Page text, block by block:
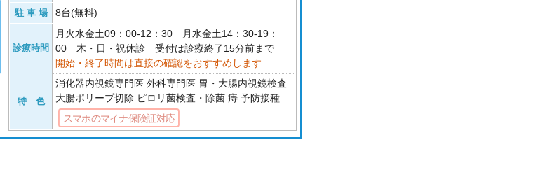
駐 車 場 8台(無料)
診療時間
月火水金土09：00-12：30 月水金土14：30-19：
00 木・日・祝休診 受付は診療終了15分前まで
開始・終了時間は直接の確認をおすすめします
特 色
消化器内視鏡専門医 外科専門医 胃・大腸内視鏡検査
大腸ポリープ切除 ピロリ菌検査・除菌 痔 予防接種
スマホのマイナ保険証対応